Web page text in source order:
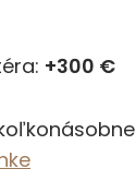
+300 €